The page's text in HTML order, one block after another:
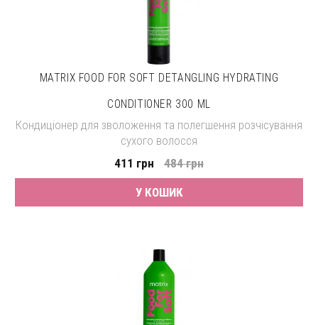
MATRIX FOOD FOR SOFT DETANGLING HYDRATING
CONDITIONER 300 ML
Кондиціонер для зволоження та полегшення розчісування
сухого волосся
411 грн
484 грн
У КОШИК